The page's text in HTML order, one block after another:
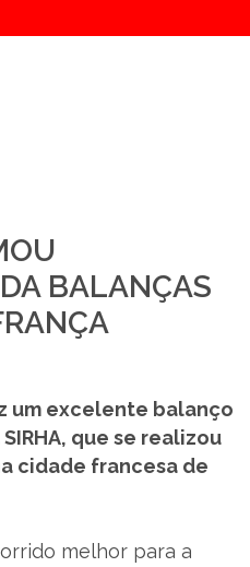
BALANÇAS
um excelente balanço
que se realizou
cidade francesa de
melhor para a